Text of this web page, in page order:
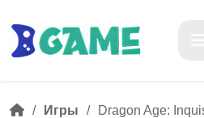
Игры Dragon Age: